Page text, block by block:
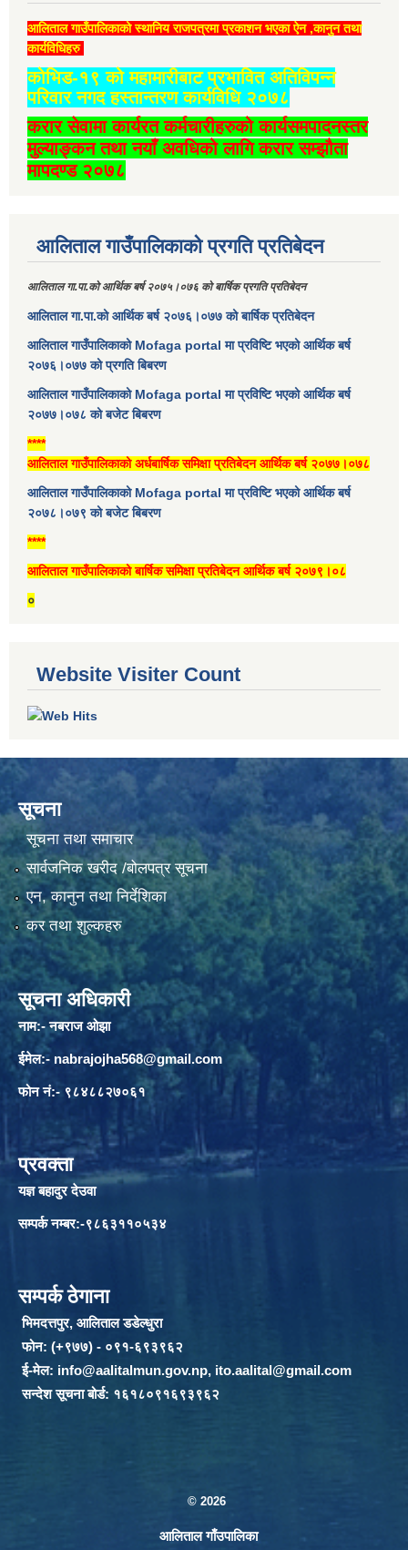
आलिताल गाउँपालिकाको स्थानिय राजपत्रमा प्रकाशन भएका ऐन ,कानुन तथा
कार्यविधिहरु
कोभिड-१९ को महामारीबाट प्रभावित अतिविपन्न
परिवार नगद हस्तान्तरण कार्यविधि २०७८
करार सेवामा कार्यरत कर्मचारीहरुको कार्यसमपादनस्तर
मुल्याङ्कन तथा नयाँ अवधिको लागि करार सम्झौता
मापदण्ड २०७८
आलिताल गाउँपालिकाको प्रगति प्रतिबेदन
आलिताल गा.पा.को आर्थिक बर्ष २०७५।०७६ को बार्षिक प्रगति प्रतिबेदन
आलिताल गा.पा.को आर्थिक बर्ष २०७६।०७७ को बार्षिक प्रतिबेदन
आलिताल गाउँपालिकाको Mofaga portal मा प्रविष्टि भएको आर्थिक बर्ष
२०७६।०७७ को प्रगति बिबरण
आलिताल गाउँपालिकाको Mofaga portal मा प्रविष्टि भएको आर्थिक बर्ष
२०७७।०७८ को बजेट बिबरण
****
आलिताल गाउँपालिकाको अर्धबार्षिक समिक्षा प्रतिबेदन आर्थिक बर्ष २०७७।०७८
आलिताल गाउँपालिकाको Mofaga portal मा प्रविष्टि भएको आर्थिक बर्ष
२०७८।०७९ को बजेट बिबरण
****
आलिताल गाउँपालिकाको बार्षिक समिक्षा प्रतिबेदन आर्थिक बर्ष २०७९।०८
०
Website Visiter Count
सूचना
सूचना तथा समाचार
सार्वजनिक खरीद /बोलपत्र सूचना
एन, कानुन तथा निर्देशिका
कर तथा शुल्कहरु
सूचना अधिकारी
नाम:- नबराज ओझा
ईमेल:- nabrajojha568@gmail.com
फोन नं:- ९८४८८२७०६१
प्रवक्ता
यज्ञ बहादुर देउवा
सम्पर्क नम्बर:-९८६३११०५३४
सम्पर्क ठेगाना
भिमदत्तपुर, आलिताल डडेल्धुरा
फोन: (+९७७) - ०९१-६९३९६२
ई-मेल: info@aalitalmun.gov.np, ito.aalital@gmail.com
सन्देश सूचना बोर्ड: १६१८०९१६९३९६२
© 2026
आलिताल गाँउपालिका